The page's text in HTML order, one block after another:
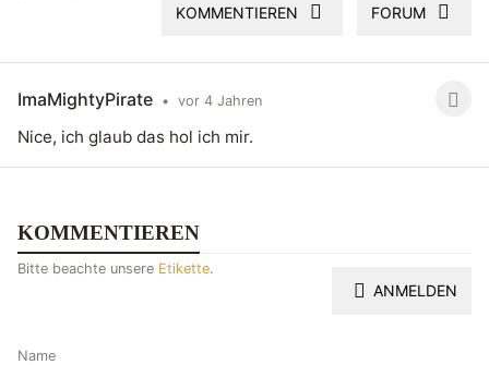
KOMMENTIEREN FORUM
ImaMightyPirate • vor 4 Jahren
Nice, ich glaub das hol ich mir.
KOMMENTIEREN
Bitte beachte unsere Etikette.
ANMELDEN
Name